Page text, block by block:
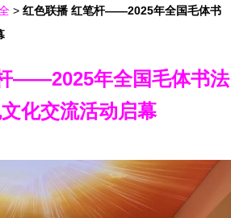
> 红色联播 红笔杆——2025年全国毛体书
——2025年全国毛体书法
化交流活动启幕